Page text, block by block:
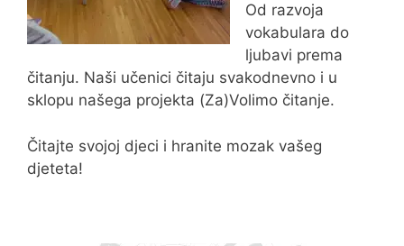
Od razvoja
vokabulara do
ljubavi prema
čitanju. Naši učenici čitaju svakodnevno i u
sklopu našega projekta (Za)Volimo čitanje.
Čitajte svojoj djeci i hranite mozak vašeg
djeteta!